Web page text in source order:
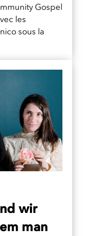
Gospel
les
sous la
wir
man